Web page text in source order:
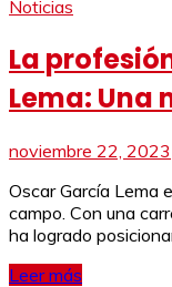
Noticias
La
Lema:
noviembre 22, 2023
Oscar García Lema
campo. Con una
ha logrado
Leer más